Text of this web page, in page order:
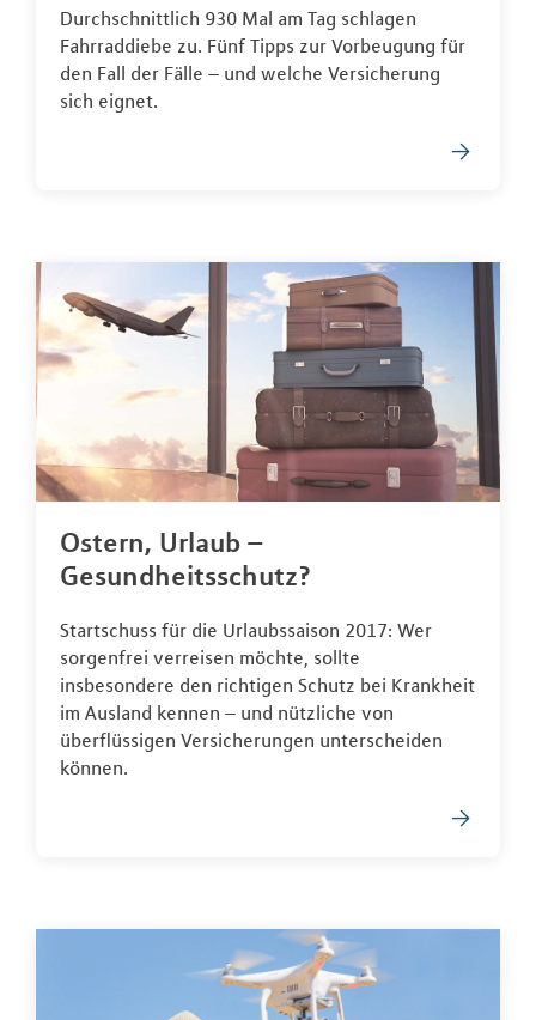
Durchschnittlich 930 Mal am Tag schlagen
Fahrraddiebe zu. Fünf Tipps zur Vorbeugung für
den Fall der Fälle – und welche Versicherung
sich eignet.
Ostern, Urlaub –
Gesundheitsschutz?
Startschuss für die Urlaubssaison 2017: Wer
sorgenfrei verreisen möchte, sollte
insbesondere den richtigen Schutz bei Krankheit
im Ausland kennen – und nützliche von
überflüssigen Versicherungen unterscheiden
können.